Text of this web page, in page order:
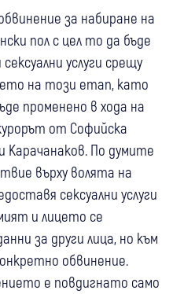
за набиране на
пол с цел то да бъде
услуги срещу
на този етап, като
променено в хода на
от Софийска
Карачанаков. По думите
върху волята на
сексуални услуги
и лицето се
за други лица, но към
обвинение.
е повдигнато само